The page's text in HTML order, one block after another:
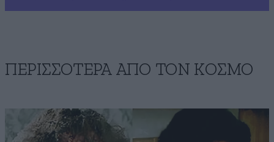
ΠΕΡΙΣΣΟΤΕΡΑ ΑΠΟ ΤΟΝ ΚΟΣΜΟ